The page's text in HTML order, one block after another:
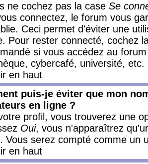
ne cochez pas la case Se
connectez, le forum vous
Ceci permet d'éviter une
Pour rester connecté, cochez
si vous accédez au
cybercafé, université, etc.
en haut
puis-je éviter que mon
en ligne ?
profil, vous trouverez une
Oui, vous n'apparaîtrez
Vous serez compté comme un
en haut